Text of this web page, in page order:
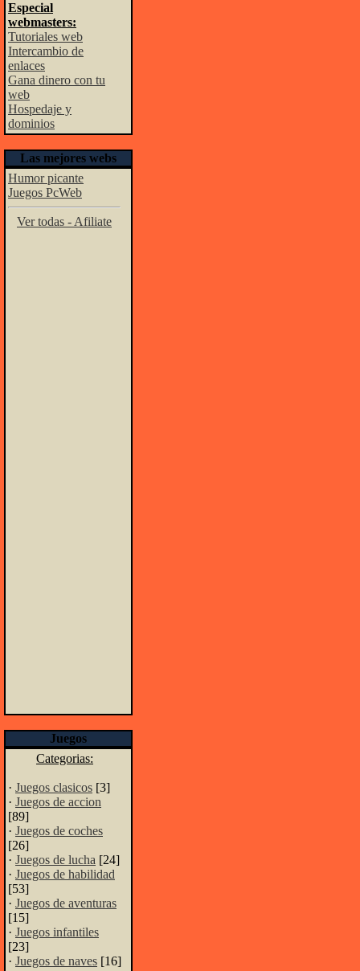
Especial
webmasters:
Tutoriales web
Intercambio de
enlaces
Gana dinero con tu
web
Hospedaje y
dominios
Las mejores webs
Humor picante
Juegos PcWeb
Ver todas - Afiliate
Juegos
Categorias:
· Juegos clasicos [3]
· Juegos de accion
[89]
· Juegos de coches
[26]
· Juegos de lucha [24]
· Juegos de habilidad
[53]
· Juegos de aventuras
[15]
· Juegos infantiles
[23]
· Juegos de naves [16]